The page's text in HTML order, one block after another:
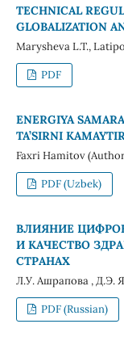
TECHNICAL
GLOBALIZATION
Marysheva L.T.,
PDF
ENERGIYA
TA’SIRNI
Faxri Hamitov
PDF (Uzbek)
ВЛИЯНИЕ
И КАЧЕСТВО
СТРАНАХ
Л.У. Ашрапова , Д.Э.
PDF (Russian)